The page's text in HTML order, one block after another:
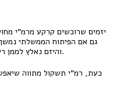
יזמים שרוכשים קרקע מרמ"י
גם אם הפיתוח הממשלתי
והיזם נאלץ לממן ריבית גבוהה על הלוואות בתקופת ההמתנה.
כעת, רמ"י תשקול מתווה